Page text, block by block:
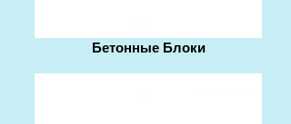
Бетонные Блоки